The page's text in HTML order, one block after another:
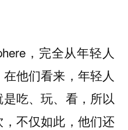
，完全从年轻人
他们看来，年轻人
吃、玩、看，所以
不仅如此，他们还